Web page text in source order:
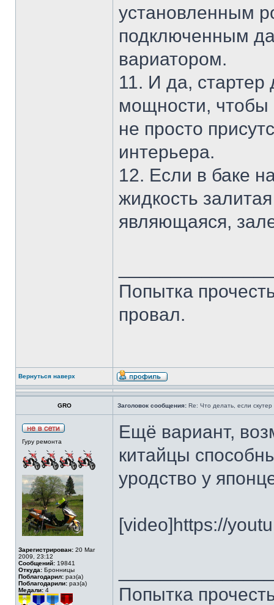
установленным
подключенным
вариатором.
11. И да, стартер
мощности, чтобы
не просто
интерьера.
12. Если в баке
жидкость
являющаяся,
Попытка
провал.
Вернуться наверх
GRO Заголовок сообщения: Re: Что делать, если
Гуру ремонта
Зарегистрирован: 20 Mar
2009, 23:12
Сообщений: 19841
Откуда: Бронницы
Поблагодарил: раз(а)
Поблагодарили: раз(а)
Медали: 4
Ещё вариант,
китайцы
уродство у
[video]https://
Попытка